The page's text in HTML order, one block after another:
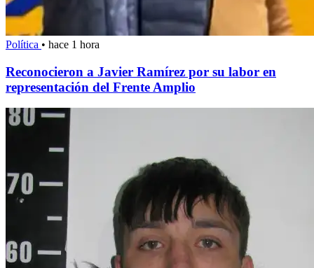
Política • hace 1 hora
Reconocieron a Javier Ramírez por su labor en
representación del Frente Amplio